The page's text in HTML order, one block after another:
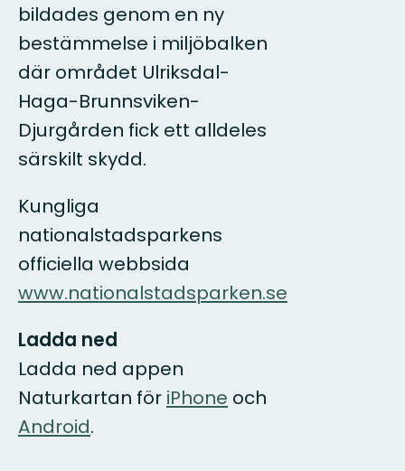
bildades genom en ny
bestämmelse i miljöbalken
där området Ulriksdal-
Haga-Brunnsviken-
Djurgården fick ett alldeles
särskilt skydd.
Kungliga
nationalstadsparkens
officiella webbsida
www.nationalstadsparken.se
Ladda ned
Ladda ned appen
Naturkartan för iPhone och
Android.